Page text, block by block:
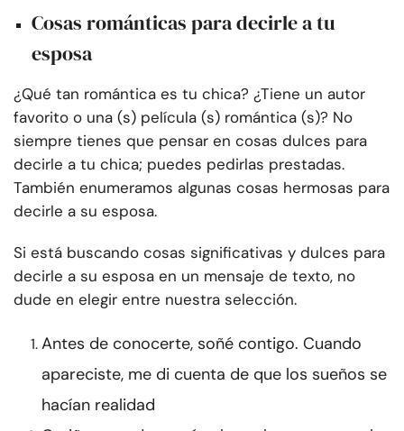
Cosas románticas para decirle a tu
esposa
¿Qué tan romántica es tu chica? ¿Tiene un autor
favorito o una (s) película (s) romántica (s)? No
siempre tienes que pensar en cosas dulces para
decirle a tu chica; puedes pedirlas prestadas.
También enumeramos algunas cosas hermosas para
decirle a su esposa.
Si está buscando cosas significativas y dulces para
decirle a su esposa en un mensaje de texto, no
dude en elegir entre nuestra selección.
Antes de conocerte, soñé contigo. Cuando
apareciste, me di cuenta de que los sueños se
hacían realidad